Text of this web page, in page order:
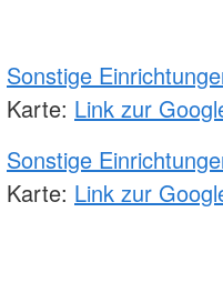
Sonstige
Karte: Link zur
Sonstige
Karte: Link zur